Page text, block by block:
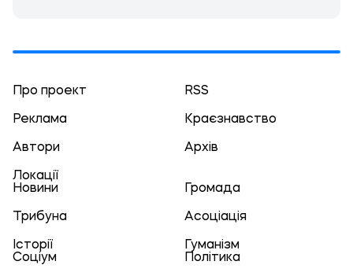
Про проект RSS
Реклама Краєзнавство
Автори Архів
Локації
Новини
Громада
Трибуна Асоціація
Історії
Гуманізм
Соціум
Політика